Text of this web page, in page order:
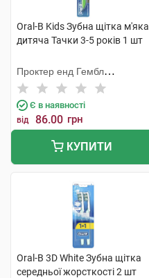
Oral-B Kids Зубна щітка м'яка
дитяча Тачки 3-5 років 1 шт
Проктер енд Гембл
Меньюфекчурінг
Є в наявності
від 86.00 грн
КУПИТИ
Oral-B 3D White Зубна щітка
середньої жорсткості 2 шт